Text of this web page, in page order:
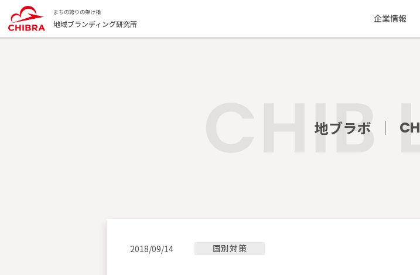
まちの誇りの架け橋
地域ブランディング研究所 企業情報
地ブラボ
2018/09/14 国別対策